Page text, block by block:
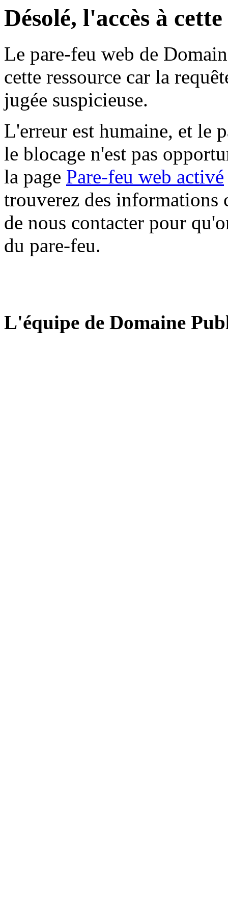
Désolé, l'accès à
Le pare-feu web de
cette ressource car la
jugée suspicieuse.
L'erreur est humaine, et le
le blocage n'est pas
la page Pare-feu web activé
trouverez des informations
de nous contacter pour
du pare-feu.
L'équipe de Domaine